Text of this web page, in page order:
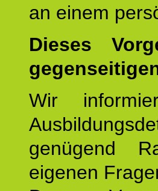
an einem
Dieses
Wir
genügend
eigenen